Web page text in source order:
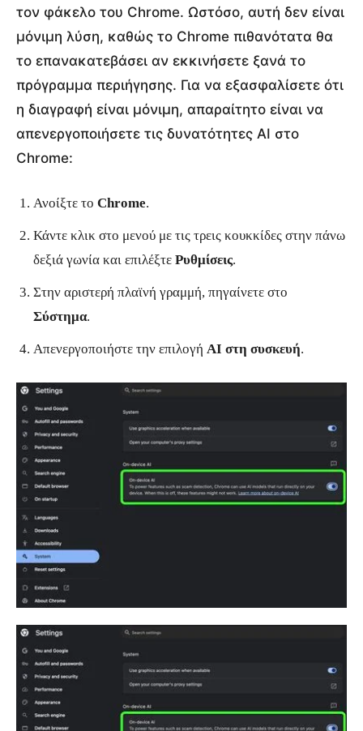
τον φάκελο του Chrome. Ωστόσο, αυτή δεν είναι
μόνιμη λύση, καθώς το Chrome πιθανότατα θα
το επανακατεβάσει αν εκκινήσετε ξανά το
πρόγραμμα περιήγησης. Για να εξασφαλίσετε ότι
η διαγραφή είναι μόνιμη, απαραίτητο είναι να
απενεργοποιήσετε τις δυνατότητες AI στο
Chrome:
Ανοίξτε το Chrome.
Κάντε κλικ στο μενού με τις τρεις κουκκίδες στην πάνω
δεξιά γωνία και επιλέξτε Ρυθμίσεις.
Στην αριστερή πλαϊνή γραμμή, πηγαίνετε στο
Σύστημα.
Απενεργοποιήστε την επιλογή AI στη συσκευή.